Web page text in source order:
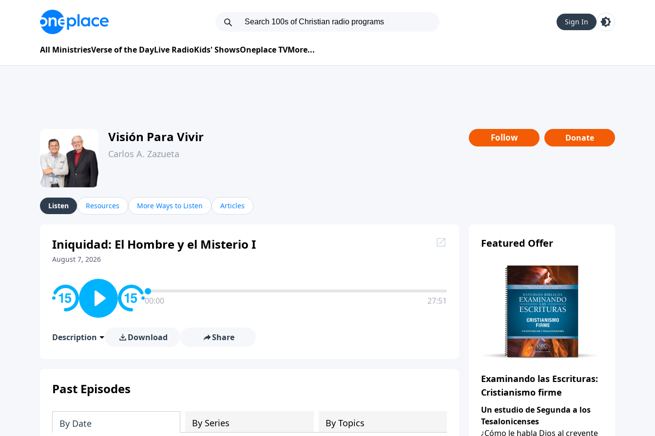
Sign In
All MinistriesVerse of the DayLive RadioKids' ShowsOneplace TVMore...
Visión Para Vivir
Carlos A. Zazueta
Follow Donate
Listen Resources More Ways to Listen Articles
Iniquidad: El Hombre y el Misterio I
August 7, 2026
00:00 27:51
Description Download Share
Past Episodes
By Date By Series By Topics
Featured Offer
Examinando las Escrituras:
Cristianismo firme
Un estudio de Segunda a los
Tesalonicenses
¿Cómo le habla Dios al creyente